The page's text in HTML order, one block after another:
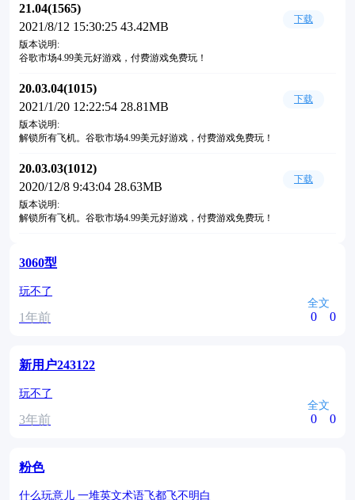
21.04(1565)
2021/8/12 15:30:25 43.42MB
下载
版本说明:
谷歌市场4.99美元好游戏，付费游戏免费玩！
20.03.04(1015)
2021/1/20 12:22:54 28.81MB
下载
版本说明:
解锁所有飞机。谷歌市场4.99美元好游戏，付费游戏免费玩！
20.03.03(1012)
2020/12/8 9:43:04 28.63MB
下载
版本说明:
解锁所有飞机。谷歌市场4.99美元好游戏，付费游戏免费玩！
3060型
玩不了
全文
1年前 0 0
新用户243122
玩不了
全文
3年前 0 0
粉色
什么玩意儿 一堆英文术语飞都飞不明白